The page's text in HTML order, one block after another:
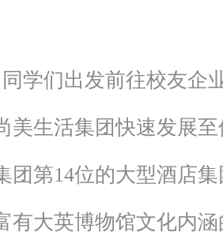
学们出发前往校友企
美生活集团快速发展
团第14位的大型酒店
有大英博物馆文化内